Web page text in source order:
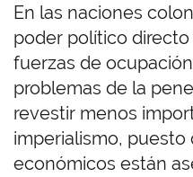
En las naciones
poder político directo
fuerzas de
problemas de la
revestir menos
imperialismo, puesto
económicos están